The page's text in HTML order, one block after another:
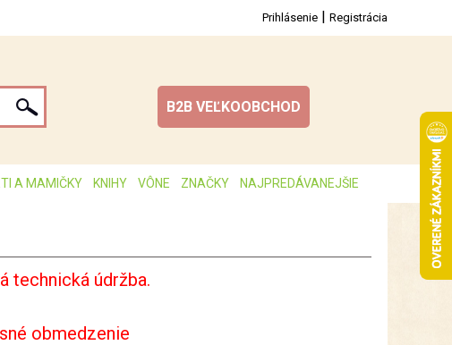
Prihlásenie | Registrácia
B2B VEĽKOOBCHOD
A MAMIČKY KNIHY VÔNE ZNAČKY NAJPREDÁVANEJŠIE
technická údržba.
obmedzenie